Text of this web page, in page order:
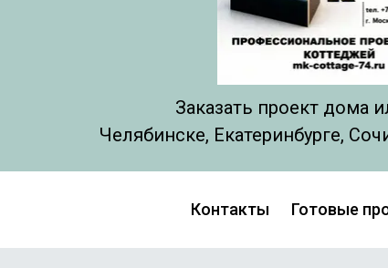
Заказать проект дома
Челябинске, Екатеринбурге,
Контакты Готовые